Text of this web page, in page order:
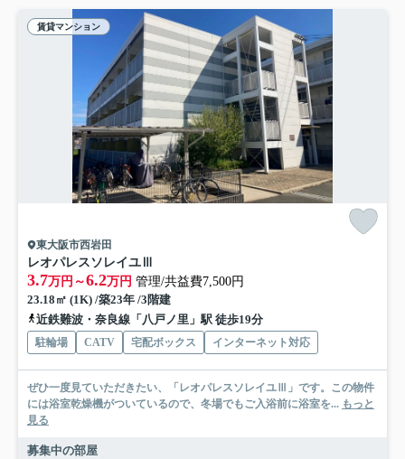
賃貸マンション
東大阪市西岩田
レオパレスソレイユⅢ
3.7万円～6.2万円 管理/共益費7,500円
23.18㎡ (1K) /築23年 /3階建
近鉄難波・奈良線「八戸ノ里」駅 徒歩19分
駐輪場 CATV 宅配ボックス インターネット対応
ぜひ一度見ていただきたい、「レオパレスソレイユⅢ」です。この物件
には浴室乾燥機がついているので、冬場でもご入浴前に浴室を... もっと
見る
募集中の部屋